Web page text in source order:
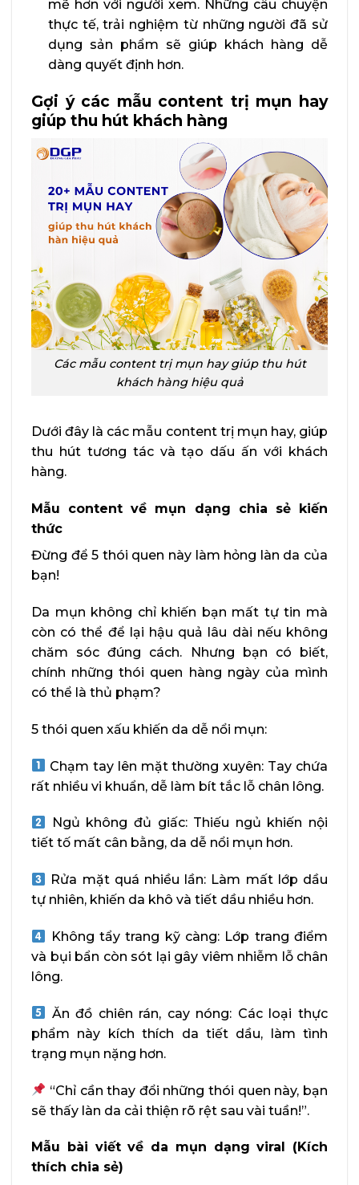
mẽ hơn với người xem. Những câu chuyện
thực tế, trải nghiệm từ những người đã sử
dụng sản phẩm sẽ giúp khách hàng dễ
dàng quyết định hơn.
Gợi ý các mẫu content trị mụn hay
giúp thu hút khách hàng
Các mẫu content trị mụn hay giúp thu hút
khách hàng hiệu quả
Dưới đây là các mẫu content trị mụn hay, giúp
thu hút tương tác và tạo dấu ấn với khách
hàng.
Mẫu content về mụn dạng chia sẻ kiến
thức
Đừng để 5 thói quen này làm hỏng làn da của
bạn!
Da mụn không chỉ khiến bạn mất tự tin mà
còn có thể để lại hậu quả lâu dài nếu không
chăm sóc đúng cách. Nhưng bạn có biết,
chính những thói quen hàng ngày của mình
có thể là thủ phạm?
5 thói quen xấu khiến da dễ nổi mụn:
Chạm tay lên mặt thường xuyên: Tay chứa
rất nhiều vi khuẩn, dễ làm bít tắc lỗ chân lông.
Ngủ không đủ giấc: Thiếu ngủ khiến nội
tiết tố mất cân bằng, da dễ nổi mụn hơn.
Rửa mặt quá nhiều lần: Làm mất lớp dầu
tự nhiên, khiến da khô và tiết dầu nhiều hơn.
Không tẩy trang kỹ càng: Lớp trang điểm
và bụi bẩn còn sót lại gây viêm nhiễm lỗ chân
lông.
Ăn đồ chiên rán, cay nóng: Các loại thực
phẩm này kích thích da tiết dầu, làm tình
trạng mụn nặng hơn.
“Chỉ cần thay đổi những thói quen này, bạn
sẽ thấy làn da cải thiện rõ rệt sau vài tuần!”.
Mẫu bài viết về da mụn dạng viral (Kích
thích chia sẻ)